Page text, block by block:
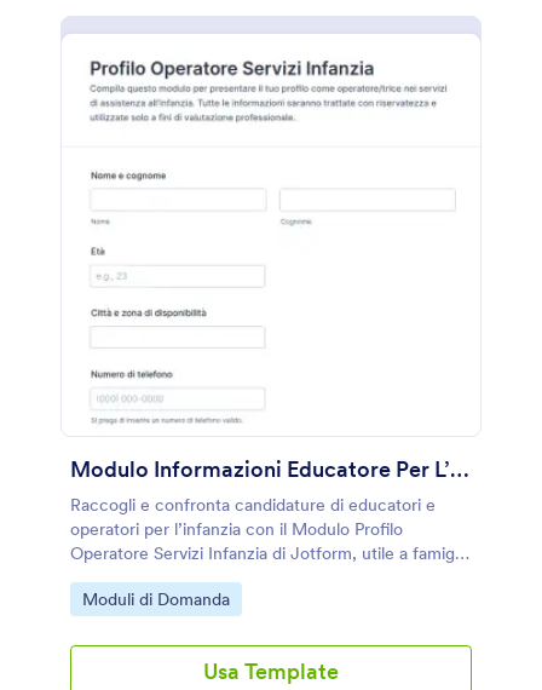
Modulo Informazioni Educatore Per L’Infanzia
Raccogli e confronta candidature di educatori e
operatori per l’infanzia con il Modulo Profilo
Operatore Servizi Infanzia di Jotform, utile a famiglie
e organizzazioni per gestire selezione, disponibilità e
servizi in un unico modulo online.
Go to Category:
Moduli di Domanda
Usa Template